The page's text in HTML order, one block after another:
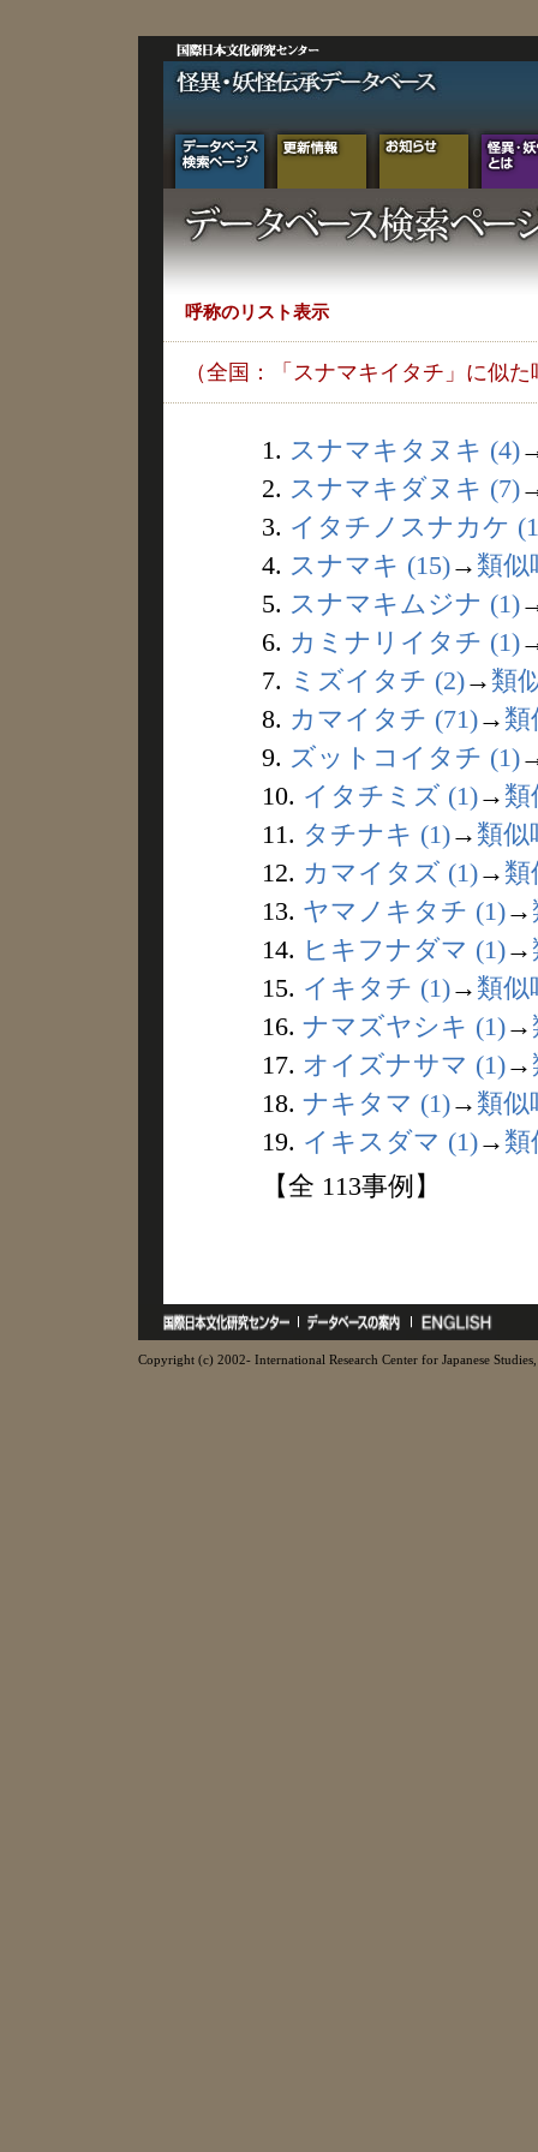
呼称のリスト表示
（全国：「スナマキイタチ」に似た
1. スナマキタヌキ (4)
2. スナマキダヌキ (7)
3. イタチノスナカケ
4. スナマキ (15)→ 類似
5. スナマキムジナ (1)
6. カミナリイタチ (1)
7. ミズイタチ (2)→ 類
8. カマイタチ (71)→ 類
9. ズットコイタチ (1)
10. イタチミズ (1)→ 類
11. タチナキ (1)→ 類似
12. カマイタズ (1)→ 類
13. ヤマノキタチ (1)→
14. ヒキフナダマ (1)→
15. イキタチ (1)→ 類似
16. ナマズヤシキ (1)→
17. オイズナサマ (1)→
18. ナキタマ (1)→ 類似
19. イキスダマ (1)→ 類
【全 113事例】
Copyright (c) 2002- International Research Center for Japanese